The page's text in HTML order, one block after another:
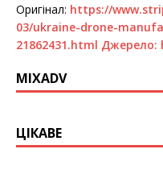
Оригінал: https://
03/ukraine-drone-
21862431.html Джерело:
MIXADV
ЦІКАВЕ